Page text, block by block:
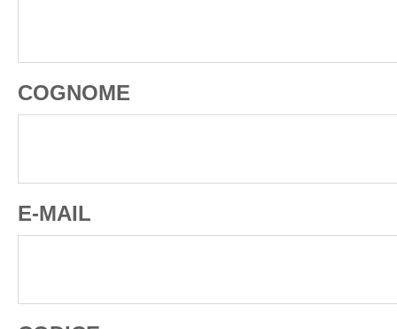
COGNOME
E-MAIL